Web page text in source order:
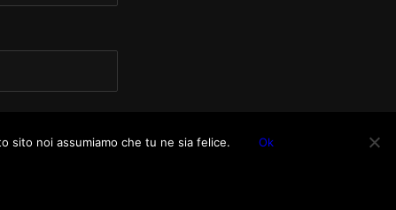
sito noi assumiamo che tu ne sia felice. Ok